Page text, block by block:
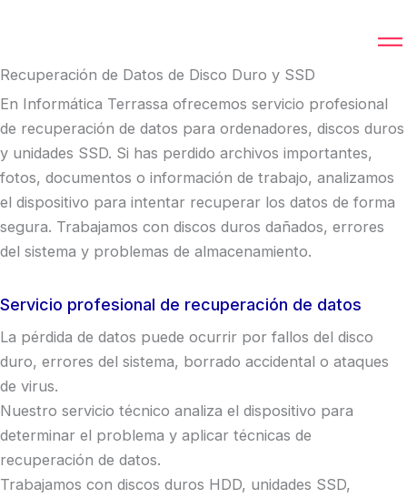
Recuperación de Datos de Disco Duro y SSD
En Informática Terrassa ofrecemos servicio profesional
de recuperación de datos para ordenadores, discos duros
y unidades SSD. Si has perdido archivos importantes,
fotos, documentos o información de trabajo, analizamos
el dispositivo para intentar recuperar los datos de forma
segura. Trabajamos con discos duros dañados, errores
del sistema y problemas de almacenamiento.
Servicio profesional de recuperación de datos
La pérdida de datos puede ocurrir por fallos del disco
duro, errores del sistema, borrado accidental o ataques
de virus.
Nuestro servicio técnico analiza el dispositivo para
determinar el problema y aplicar técnicas de
recuperación de datos.
Trabajamos con discos duros HDD, unidades SSD,